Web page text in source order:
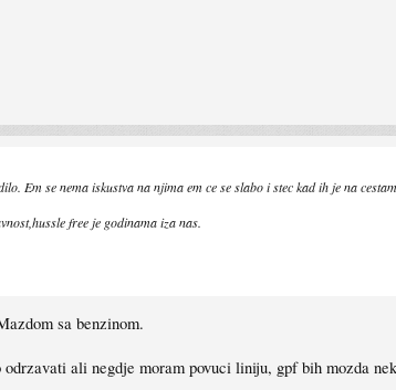
Em se nema iskustva na njima em ce se slabo i stec kad ih je na
free je godinama iza nas.
sa benzinom.
ali negdje moram povuci liniju, gpf bih mozda